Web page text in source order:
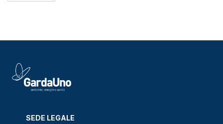
SEDE LEGALE